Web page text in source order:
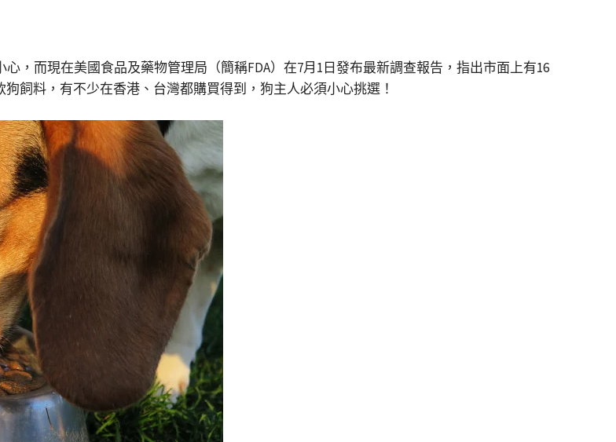
，而現在美國食品及藥物管理局（簡稱FDA）在7月1日發布最新調查報告，指出市面上有16
飼料，有不少在香港、台灣都購買得到，狗主人必須小心挑選！